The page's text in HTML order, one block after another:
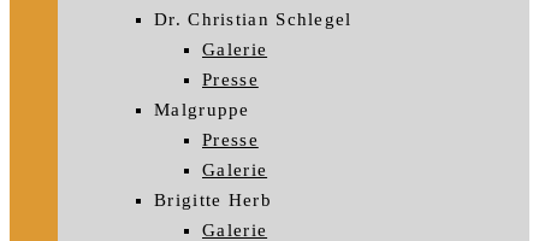
Dr. Christian Schlegel
Galerie
Presse
Malgruppe
Presse
Galerie
Brigitte Herb
Galerie